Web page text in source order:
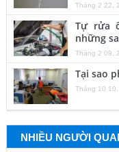
Tháng 2 22,
Tự rửa
những
Tháng 2 09,
Tại sao
Tháng 10
NHIỀU NGƯỜI